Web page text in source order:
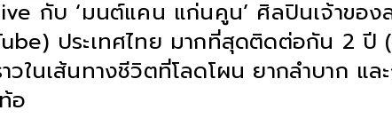
กับ ‘มนต์แคน แก่นคูน’ ศิลปินเจ้าขอ
ประเทศไทย มากที่สุดติดต่อกัน 2 ปี
วในเส้นทางชีวิตที่โลดโผน ยากลำบาก แล
อ